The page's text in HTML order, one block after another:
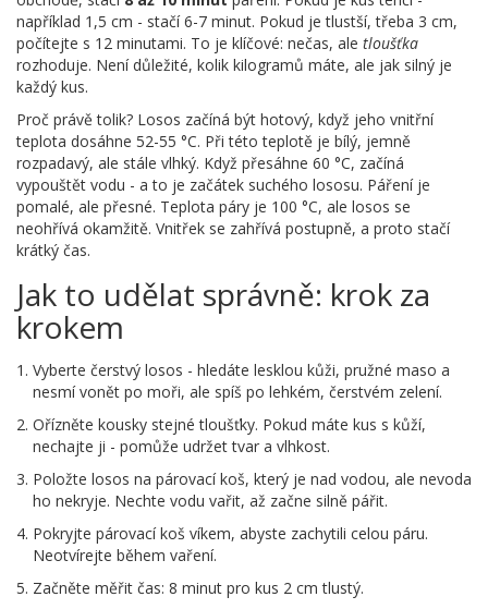
například 1,5 cm - stačí 6-7 minut. Pokud je tlustší, třeba 3 cm,
počítejte s 12 minutami. To je klíčové: nečas, ale tloušťka
rozhoduje. Není důležité, kolik kilogramů máte, ale jak silný je
každý kus.
Proč právě tolik? Losos začíná být hotový, když jeho vnitřní
teplota dosáhne 52-55 °C. Při této teplotě je bílý, jemně
rozpadavý, ale stále vlhký. Když přesáhne 60 °C, začíná
vypouštět vodu - a to je začátek suchého lososu. Páření je
pomalé, ale přesné. Teplota páry je 100 °C, ale losos se
neohřívá okamžitě. Vnitřek se zahřívá postupně, a proto stačí
krátký čas.
Jak to udělat správně: krok za
krokem
Vyberte čerstvý losos - hledáte lesklou kůži, pružné maso a
nesmí vonět po moři, ale spíš po lehkém, čerstvém zelení.
Ořízněte kousky stejné tloušťky. Pokud máte kus s kůží,
nechajte ji - pomůže udržet tvar a vlhkost.
Položte losos na párovací koš, který je nad vodou, ale nevoda
ho nekryje. Nechte vodu vařit, až začne silně pářit.
Pokryjte párovací koš víkem, abyste zachytili celou páru.
Neotvírejte během vaření.
Začněte měřit čas: 8 minut pro kus 2 cm tlustý.